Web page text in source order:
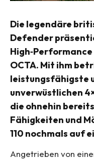
Die legendäre
Defender
OCTA. Mit ihm
leistungsfähigste
unverwüstlichen
die ohnehin
Fähigkeiten und
110 nochmals auf
Angetrieben von